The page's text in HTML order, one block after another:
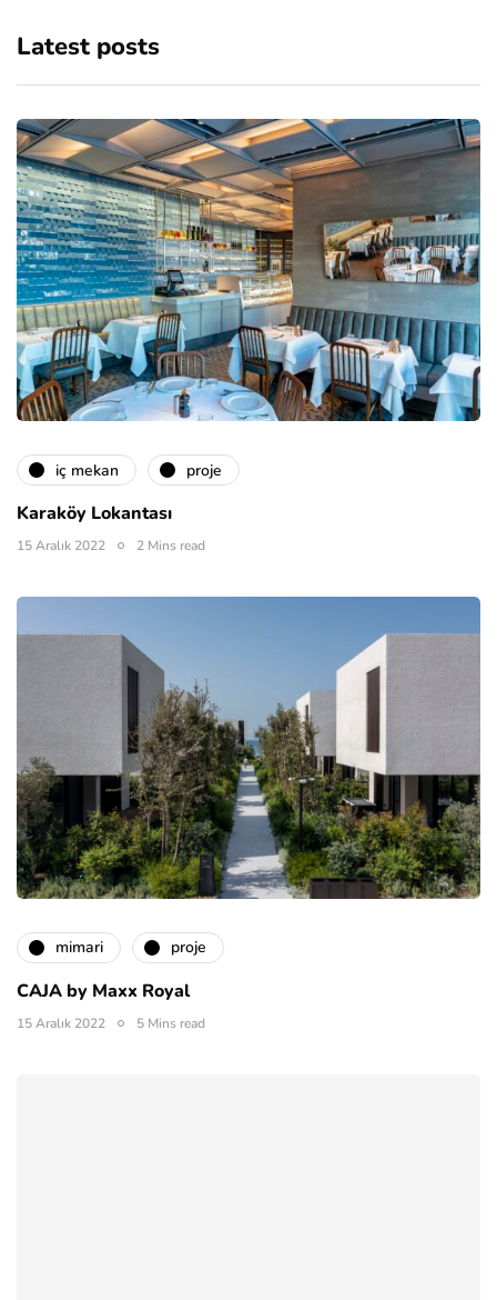
Latest posts
i̇ç mekan proje
Karaköy Lokantası
15 Aralık 2022 2 Mins read
mimari proje
CAJA by Maxx Royal
15 Aralık 2022 5 Mins read